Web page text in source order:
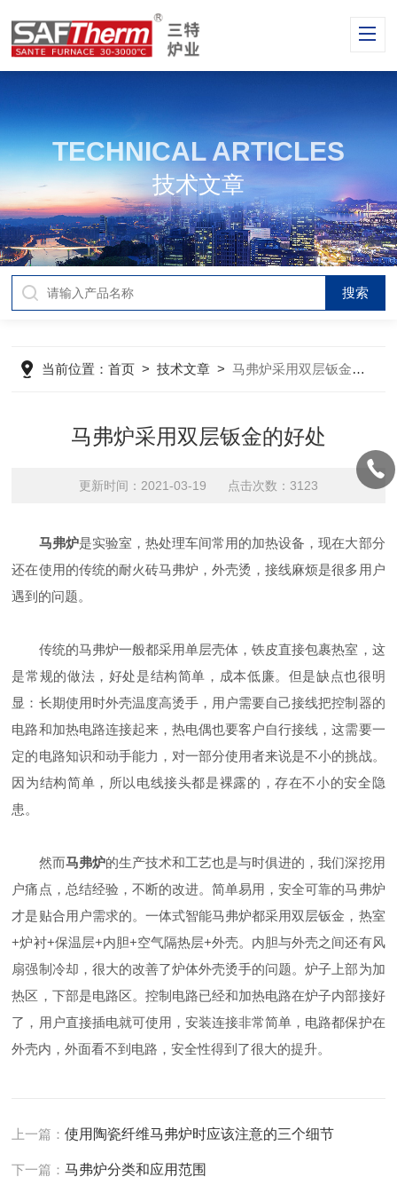
TECHNICAL ARTICLES
技术文章
当前位置：首页 >技术文章 >马弗炉采用双层钣金的好处
马弗炉采用双层钣金的好处
更新时间：2021-03-19 点击次数：3123
马弗炉是实验室，热处理车间常用的加热设备，现在大部分
还在使用的传统的耐火砖马弗炉，外壳烫，接线麻烦是很多用户
遇到的问题。
传统的马弗炉一般都采用单层壳体，铁皮直接包裹热室，这
是常规的做法，好处是结构简单，成本低廉。但是缺点也很明
显：长期使用时外壳温度高烫手，用户需要自己接线把控制器的
电路和加热电路连接起来，热电偶也要客户自行接线，这需要一
定的电路知识和动手能力，对一部分使用者来说是不小的挑战。
因为结构简单，所以电线接头都是裸露的，存在不小的安全隐
患。
然而马弗炉的生产技术和工艺也是与时俱进的，我们深挖用
户痛点，总结经验，不断的改进。简单易用，安全可靠的马弗炉
才是贴合用户需求的。一体式智能马弗炉都采用双层钣金，热室
+炉衬+保温层+内胆+空气隔热层+外壳。内胆与外壳之间还有风
扇强制冷却，很大的改善了炉体外壳烫手的问题。炉子上部为加
热区，下部是电路区。控制电路已经和加热电路在炉子内部接好
了，用户直接插电就可使用，安装连接非常简单，电路都保护在
外壳内，外面看不到电路，安全性得到了很大的提升。
上一篇：使用陶瓷纤维马弗炉时应该注意的三个细节
下一篇：马弗炉分类和应用范围